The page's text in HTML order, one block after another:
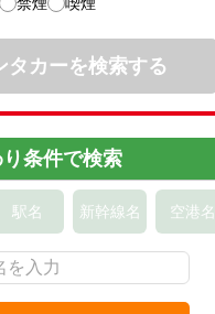
タカーを検索する
り条件で検索
駅名 新幹線名 空港名